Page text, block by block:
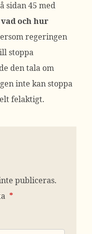
sidan 45 med
och hur
regeringen
stoppa
den tala om
inte kan stoppa
felaktigt.
publiceras.
*